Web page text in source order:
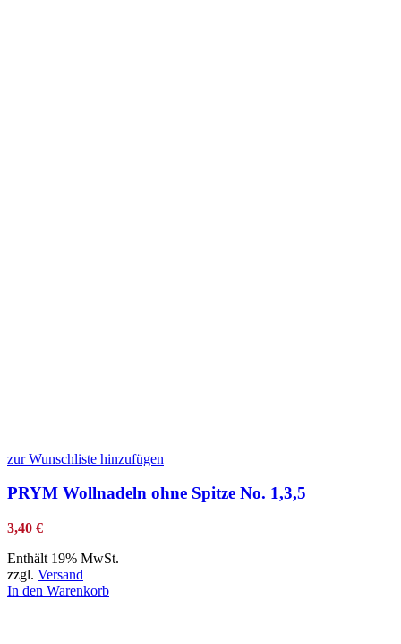
zur Wunschliste hinzufügen
PRYM Wollnadeln ohne Spitze No. 1,3,5
3,40 €
Enthält 19% MwSt.
zzgl. Versand
In den Warenkorb